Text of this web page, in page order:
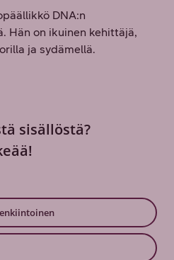
DNA:n
Hän on ikuinen kehittäjä,
ja sydämellä.
sisällöstä?